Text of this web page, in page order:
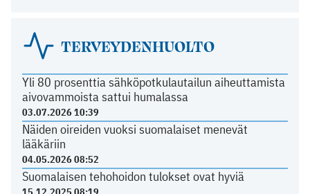
TERVEYDENHUOLTO
Yli 80 prosenttia sähköpotkulautailun aiheuttamista
aivovammoista sattui humalassa
03.07.2026 10:39
Näiden oireiden vuoksi suomalaiset menevät
lääkäriin
04.05.2026 08:52
Suomalaisen tehohoidon tulokset ovat hyviä